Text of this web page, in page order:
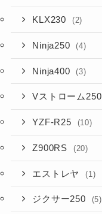
KLX230 (2)
Ninja250 (4)
Ninja400 (3)
Vストローム250
YZF-R25 (10)
Z900RS (20)
エストレヤ (1)
ジクサー250 (5)